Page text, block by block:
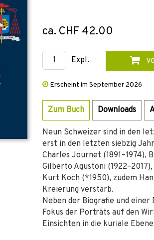
ca. CHF 42.00
Expl.
Erscheint im September 2026
Zum Buch Downloads
Neun Schweizer sind in den
erst in den letzten siebzig
Charles Journet (1891–1974),
Gilberto Agustoni
Kurt Koch (*1950), zudem
Kreierung verstarb.
Neben der Biografie und
Fokus der Porträts auf den
Einsichten in die kuriale